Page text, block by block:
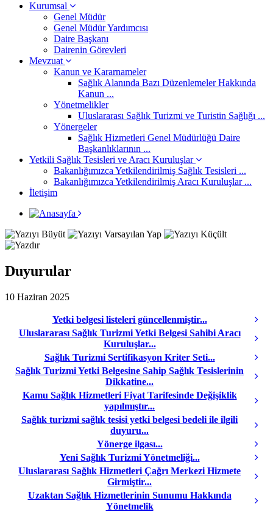
Kurumsal
Genel Müdür
Genel Müdür Yardımcısı
Daire Başkanı
Dairenin Görevleri
Mevzuat
Kanun ve Kararnameler
Sağlık Alanında Bazı Düzenlemeler Hakkında
Kanun ...
Yönetmelikler
Uluslararası Sağlık Turizmi ve Turistin Sağlığı ...
Yönergeler
Sağlık Hizmetleri Genel Müdürlüğü Daire
Başkanlıklarının ...
Yetkili Sağlık Tesisleri ve Aracı Kuruluşlar
Bakanlığımızca Yetkilendirilmiş Sağlık Tesisleri ...
Bakanlığımızca Yetkilendirilmiş Aracı Kuruluşlar ...
İletişim
Duyurular
10 Haziran 2025
Yetki belgesi listeleri güncellenmiştir...
Uluslararası Sağlık Turizmi Yetki Belgesi Sahibi Aracı
Kuruluşlar...
Sağlık Turizmi Sertifikasyon Kriter Seti...
Sağlık Turizmi Yetki Belgesine Sahip Sağlık Tesislerinin
Dikkatine...
Kamu Sağlık Hizmetleri Fiyat Tarifesinde Değişiklik
yapılmıştır...
Sağlık turizmi sağlık tesisi yetki belgesi bedeli ile ilgili
duyuru...
Yönerge ilgası...
Yeni Sağlık Turizmi Yönetmeliği...
Uluslararası Sağlık Hizmetleri Çağrı Merkezi Hizmete
Girmiştir...
Uzaktan Sağlık Hizmetlerinin Sunumu Hakkında
Yönetmelik